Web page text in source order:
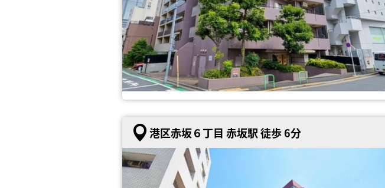
港区赤坂６丁目 赤坂駅 徒歩 6分